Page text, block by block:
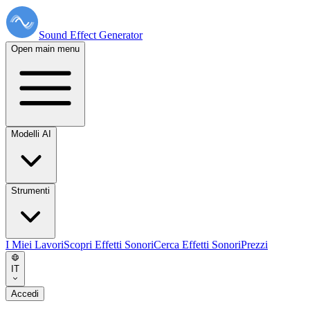
Sound Effect Generator
Open main menu
Modelli AI
Strumenti
I Miei LavoriScopri Effetti SonoriCerca Effetti SonoriPrezzi
IT
Accedi